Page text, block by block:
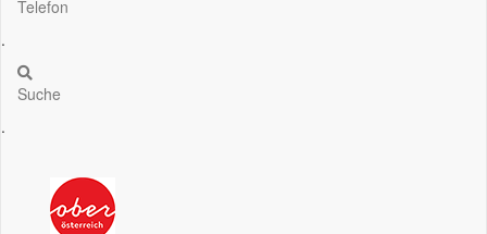
Telefon
.
Suche
.